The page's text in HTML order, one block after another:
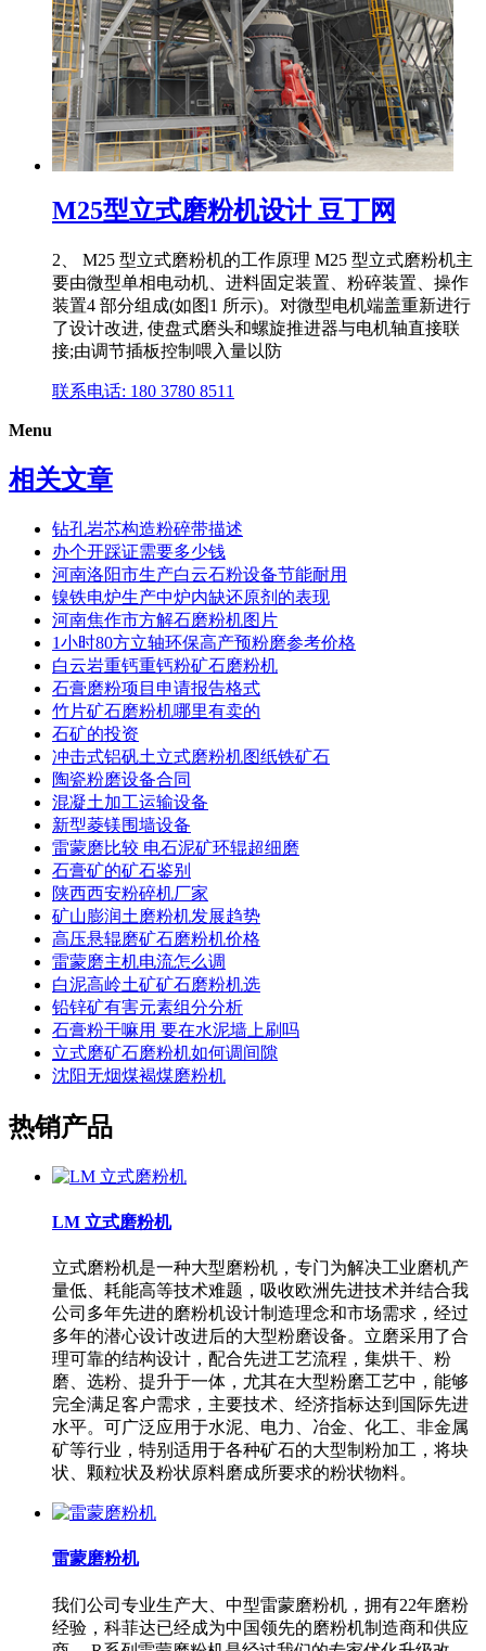
M25型立式磨粉机设计 豆丁网
2、 M25 型立式磨粉机的工作原理 M25 型立式磨粉机主
要由微型单相电动机、进料固定装置、粉碎装置、操作
装置4 部分组成(如图1 所示)。对微型电机端盖重新进行
了设计改进, 使盘式磨头和螺旋推进器与电机轴直接联
接;由调节插板控制喂入量以防
联系电话: 180 3780 8511
Menu
相关文章
钻孔岩芯构造粉碎带描述
办个开踩证需要多少钱
河南洛阳市生产白云石粉设备节能耐用
镍铁电炉生产中炉内缺还原剂的表现
河南焦作市方解石磨粉机图片
1小时80方立轴环保高产预粉磨参考价格
白云岩重钙重钙粉矿石磨粉机
石膏磨粉项目申请报告格式
竹片矿石磨粉机哪里有卖的
石矿的投资
冲击式铝矾土立式磨粉机图纸铁矿石
陶瓷粉磨设备合同
混凝土加工运输设备
新型菱镁围墙设备
雷蒙磨比较 电石泥矿环辊超细磨
石膏矿的矿石鉴别
陕西西安粉碎机厂家
矿山膨润土磨粉机发展趋势
高压悬辊磨矿石磨粉机价格
雷蒙磨主机电流怎么调
白泥高岭土矿矿石磨粉机选
铅锌矿有害元素组分分析
石膏粉干嘛用 要在水泥墙上刷吗
立式磨矿石磨粉机如何调间隙
沈阳无烟煤褐煤磨粉机
热销产品
LM 立式磨粉机
立式磨粉机是一种大型磨粉机，专门为解决工业磨机产
量低、耗能高等技术难题，吸收欧洲先进技术并结合我
公司多年先进的磨粉机设计制造理念和市场需求，经过
多年的潜心设计改进后的大型粉磨设备。立磨采用了合
理可靠的结构设计，配合先进工艺流程，集烘干、粉
磨、选粉、提升于一体，尤其在大型粉磨工艺中，能够
完全满足客户需求，主要技术、经济指标达到国际先进
水平。可广泛应用于水泥、电力、冶金、化工、非金属
矿等行业，特别适用于各种矿石的大型制粉加工，将块
状、颗粒状及粉状原料磨成所要求的粉状物料。
雷蒙磨粉机
我们公司专业生产大、中型雷蒙磨粉机，拥有22年磨粉
经验，科菲达已经成为中国领先的磨粉机制造商和供应